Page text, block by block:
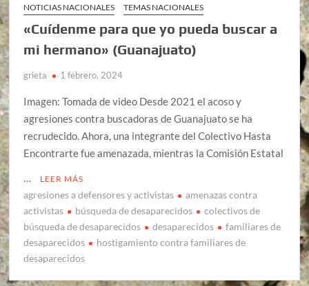
NOTICIAS NACIONALES
TEMAS NACIONALES
«Cuídenme para que yo pueda buscar a
mi hermano» (Guanajuato)
grieta 1 febrero, 2024
Imagen: Tomada de video Desde 2021 el acoso y
agresiones contra buscadoras de Guanajuato se ha
recrudecido. Ahora, una integrante del Colectivo Hasta
Encontrarte fue amenazada, mientras la Comisión Estatal
…
LEER MÁS
agresiones a defensores y activistas
amenazas contra
activistas
búsqueda de desaparecidos
colectivos de
búsqueda de desaparecidos
desaparecidos
familiares de
desaparecidos
hostigamiento contra familiares de
desaparecidos